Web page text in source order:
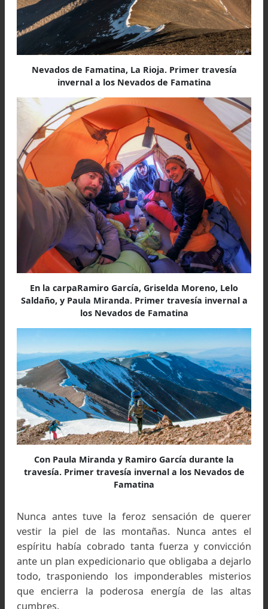
La vida en esos días era un filo de sorpresas.
travesía invernal a los Nevados de Famatina
Las vivencias compartidas
Las vivencias de los montañistas que
este desafío, están sentidamente descriptas
quien liderara al grupo; Griselda dejo de esta
testimoniado el suceso, en su perfil de FB:
"El eco de la pueblada al pie del Famatina
desprendió de las rocas. Envolvió nuestros
pasos en el puesto de Tres Piedras, pasos que
esperanza a la 6ta tentativa histórica por cumplir
sueño de principios de los años 90. El grito de
epopeya ejemplar “El Famatina no se toca”, "el
vale más que el oro”, emanó sigilosamente de
entrañas de la tierra recordando los años de
por defender el agua de este macizo de
pretensiones de los proyectos mineros. Quizás
fuerzas enraizadas de esas voces del Valle
- Los Colorados sumaron bríos al tremendo
por cumplir, que vino acompañado de las
ancestrales del Qhapaq Ñan (Camino Principal
Inca) el cual recorre siete provincias
ingresar.
cuerpo como a una batalla medieval. Con
(viento) embravecido hasta voltearnos,
frente como los acantilados sostienen la furia
las olas del mar. El frio aguijoneaba por todos
costados, pero había un corazón que
helada intemperie, y les juro, que ardía.